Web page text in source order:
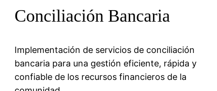
Conciliación Bancaria
Implementación de servicios de conciliación
bancaria para una gestión eficiente, rápida y
confiable de los recursos financieros de la